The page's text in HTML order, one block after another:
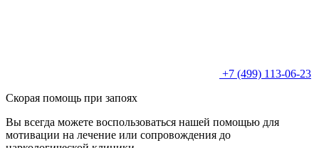
+7 (499) 113-06-23
Скорая помощь при запоях
Вы всегда можете воспользоваться нашей помощью для
мотивации на лечение или сопровождения до